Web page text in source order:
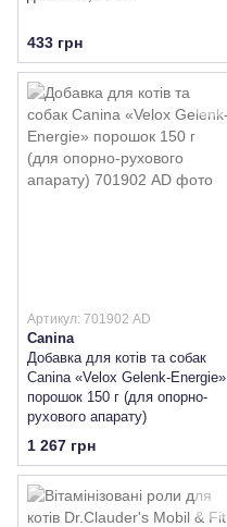
433 грн
Артикул: 701902 AD
Canina
Добавка для котів та собак
Canina «Velox Gelenk-Energie»
порошок 150 г (для опорно-
рухового апарату)
1 267 грн